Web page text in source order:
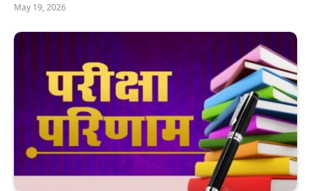
May 19, 2026